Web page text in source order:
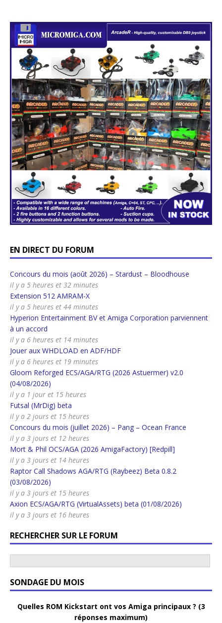
EN DIRECT DU FORUM
Concours du mois (août 2026) – Stardust – Bloodhouse
il y a 5 heures et 32 minutes
Extension 512 AMRAM-X
il y a 5 heures et 44 minutes
Hyperion Entertainment BV et Amiga Corporation parviennent
à un accord
il y a 6 heures et 14 minutes
Jouer aux WHDLOAD en ADF/HDF
il y a 6 heures et 19 minutes
Gloom Reforged ECS/AGA/RTG (2026 Astuermer) v2.0
(04/08/2026)
il y a 1 jour et 15 heures
Futsal (MrDig) beta
il y a 2 jours et 15 heures
Concours du mois (juillet 2026) – Pang – Ocean France
il y a 3 jours et 12 heures
Mort & Phil OCS/AGA (2026 AmigaFactory) [Redpill]
il y a 3 jours et 14 heures
Raptor Call Shadows AGA/RTG (Raybeez) Beta 0.8.2
(03/08/2026)
il y a 3 jours et 15 heures
Axion ECS/AGA/RTG (VirtualAssets) beta (01/08/2026)
il y a 3 jours et 16 heures
RECHERCHER SUR LE FORUM
SONDAGE DU MOIS
Quelles ROM Kickstart ont vos Amiga principaux ? (3
réponses maximum)